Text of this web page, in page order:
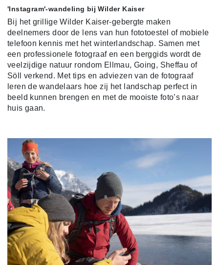
'Instagram'-wandeling bij Wilder Kaiser
Bij het grillige Wilder Kaiser-gebergte maken
deelnemers door de lens van hun fototoestel of mobiele
telefoon kennis met het winterlandschap. Samen met
een professionele fotograaf en een berggids wordt de
veelzijdige natuur rondom Ellmau, Going, Sheffau of
Söll verkend. Met tips en adviezen van de fotograaf
leren de wandelaars hoe zij het landschap perfect in
beeld kunnen brengen en met de mooiste foto’s naar
huis gaan.